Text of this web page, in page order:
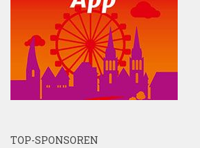
TOP-SPONSOREN